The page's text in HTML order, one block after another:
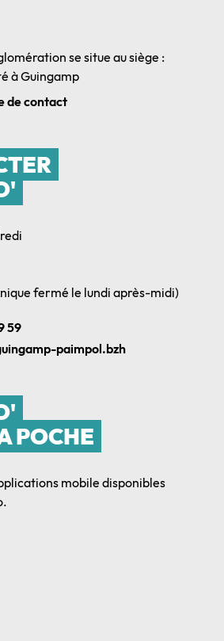
se situe au siège :
à Guingamp
de contact
fermé le lundi après-midi)
59
paimpol.bzh
POCHE
mobile disponibles